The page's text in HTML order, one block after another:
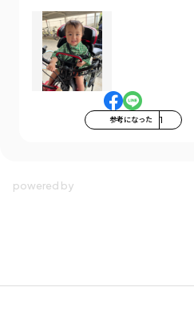
参考になった 1